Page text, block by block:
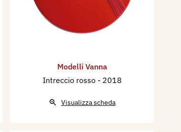
Modelli Vanna
Intreccio rosso - 2018
Visualizza scheda